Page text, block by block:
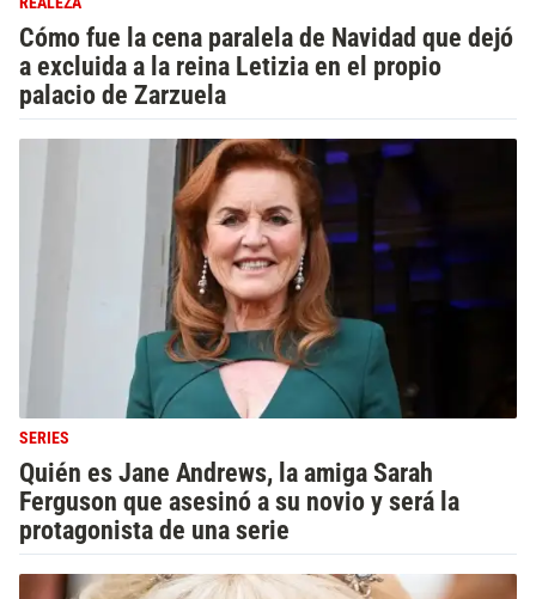
Cómo fue la cena paralela de Navidad que dejó
a excluida a la reina Letizia en el propio
palacio de Zarzuela
SERIES
Quién es Jane Andrews, la amiga Sarah
Ferguson que asesinó a su novio y será la
protagonista de una serie